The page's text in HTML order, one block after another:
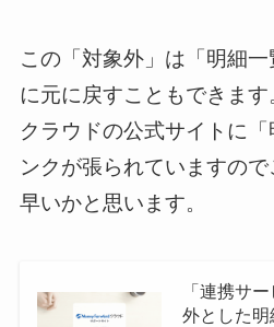
この「対象外」は「明細
に元に戻すこともできま
クラウドの公式サイトに
ンクが張られていますの
早いかと思います。
「連携サ
外とした明